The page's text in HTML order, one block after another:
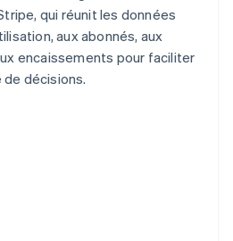
qui réunit les données
aux abonnés, aux
encaissements pour faciliter
décisions.